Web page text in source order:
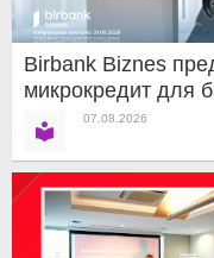
Birbank Biznes
микрокредит для
07.08.2026